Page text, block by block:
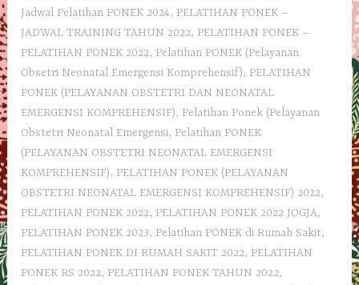
Jadwal Pelatihan PONEK 2024, PELATIHAN PONEK –
JADWAL TRAINING TAHUN 2022, PELATIHAN PONEK –
PELATIHAN PONEK 2022, Pelatihan PONEK (Pelayanan
Obsetri Neonatal Emergensi Komprehensif), PELATIHAN
PONEK (PELAYANAN OBSTETRI DAN NEONATAL
EMERGENSI KOMPREHENSIF), Pelatihan Ponek (Pelayanan
Obstetri Neonatal Emergensi, Pelatihan PONEK
(PELAYANAN OBSTETRI NEONATAL EMERGENSI
KOMPREHENSIF), PELATIHAN PONEK (PELAYANAN
OBSTETRI NEONATAL EMERGENSI KOMPREHENSIF) 2022,
PELATIHAN PONEK 2022, PELATIHAN PONEK 2022 JOGJA,
PELATIHAN PONEK 2023, Pelatihan PONEK di Rumah Sakit,
PELATIHAN PONEK DI RUMAH SAKIT 2022, PELATIHAN
PONEK RS 2022, PELATIHAN PONEK TAHUN 2022,